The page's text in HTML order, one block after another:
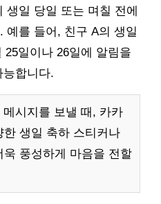
생일 당일 또는 며칠 전에
예를 들어, 친구 A의 생일
25일이나 26일에 알림을
합니다.
시지를 보낼 때, 카카
생일 축하 스티커나
풍성하게 마음을 전할